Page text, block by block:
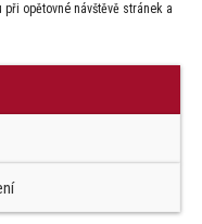
opětovné návštěvě stránek a